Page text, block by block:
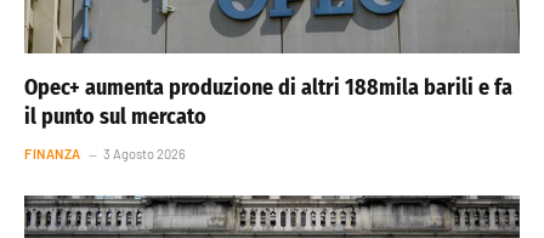
Opec+ aumenta produzione di altri 188mila barili e fa
il punto sul mercato
FINANZA 3 Agosto 2026